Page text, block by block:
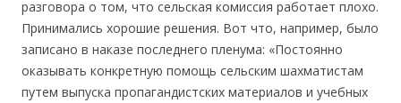
разговора о том, что сельская комиссия работает плохо.
Принимались хорошие решения. Вот что, например, было
записано в наказе последнего пленума: «Постоянно
оказывать конкретную помощь сельским шахматистам
путем выпуска пропагандистских материалов и учебных